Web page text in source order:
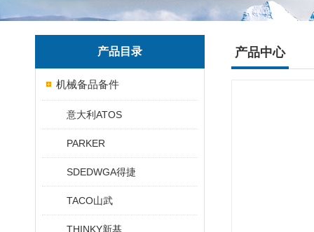
产品目录
机械备品备件
意大利ATOS
PARKER
SDEDWGA得捷
TACO山武
THINKY新基
产品中心